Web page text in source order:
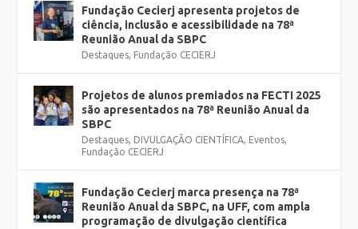
Fundação Cecierj apresenta projetos de
ciência, inclusão e acessibilidade na 78ª
Reunião Anual da SBPC
Destaques, Fundação CECIERJ
Projetos de alunos premiados na FECTI 2025
são apresentados na 78ª Reunião Anual da
SBPC
Destaques, DIVULGAÇÃO CIENTÍFICA, Eventos,
Fundação CECIERJ
Fundação Cecierj marca presença na 78ª
Reunião Anual da SBPC, na UFF, com ampla
programação de divulgação científica